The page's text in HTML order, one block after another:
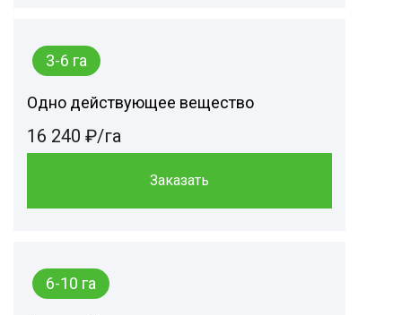
3-6 га
Одно действующее вещество
16 240 ₽/га
Заказать
6-10 га